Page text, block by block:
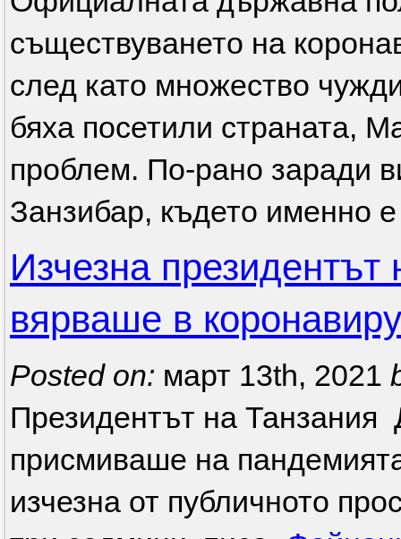
съществуването на
след като множество
бяха посетили страната,
проблем. По-рано заради
Занзибар, където именно
Изчезна президентът
вярваше в
Posted on: март 13th, 2021
Президентът на
присмиваше на
изчезна от публичното